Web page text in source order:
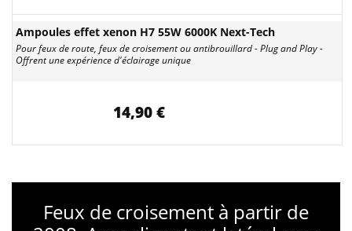
Ampoules effet xenon H7 55W 6000K Next-Tech
Pour feux de route, feux de croisement ou antibrouillard - Plug and Play -
Offrent une expérience d'éclairage unique
14,90 €
Feux de croisement à partir de